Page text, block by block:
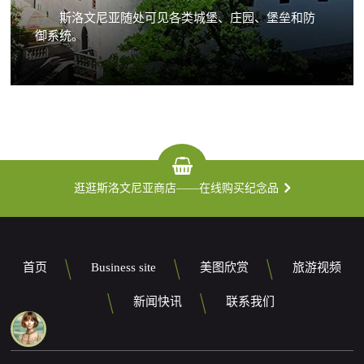
斯洛文尼亚随处可见各类城堡、庄园、堡垒和防
御系统。
逛逛斯洛文尼亚商店——在线购买纪念品
首页 Business site 美图欣赏 旅游视频
新闻快讯 联系我们